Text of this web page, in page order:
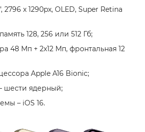
2796 x 1290px, OLED, Super Retina
128, 256 или 512 Гб;
48 Мп + 2х12 Мп, фронтальная 12
Apple A16 Bionic;
шести ядерный;
– iOS 16.